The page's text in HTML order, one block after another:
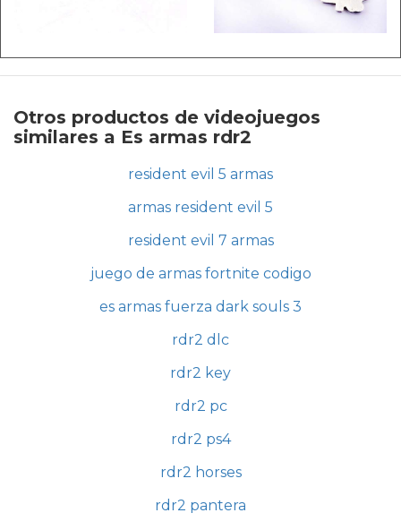
Otros productos de videojuegos
similares a Es armas rdr2
resident evil 5 armas
armas resident evil 5
resident evil 7 armas
juego de armas fortnite codigo
es armas fuerza dark souls 3
rdr2 dlc
rdr2 key
rdr2 pc
rdr2 ps4
rdr2 horses
rdr2 pantera